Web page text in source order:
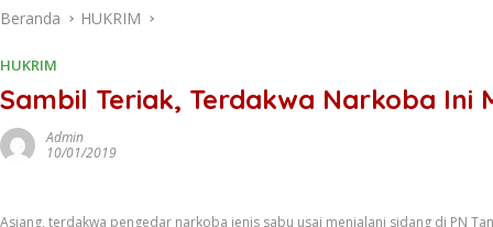
Beranda HUKRIM
HUKRIM
Sambil Teriak, Terdakwa Narkoba Ini
Admin
10/01/2019
Asiang, terdakwa pengedar narkoba jenis sabu usai menjalani sidang di PN